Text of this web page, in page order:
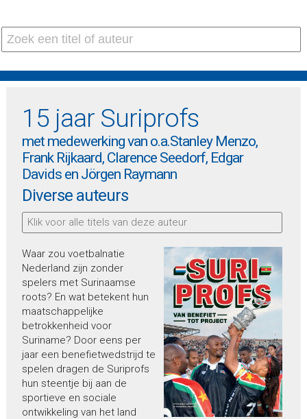
15 jaar Suriprofs
met medewerking van o.a.Stanley Menzo,
Frank Rijkaard, Clarence Seedorf, Edgar
Davids en Jörgen Raymann
Diverse auteurs
Klik voor alle titels van deze auteur
Waar zou voetbalnatie
Nederland zijn zonder
spelers met Surinaamse
roots? En wat betekent hun
maatschappelijke
betrokkenheid voor
Suriname? Door eens per
jaar een benefietwedstrijd te
spelen dragen de Suriprofs
hun steentje bij aan de
sportieve en sociale
ontwikkeling van het land